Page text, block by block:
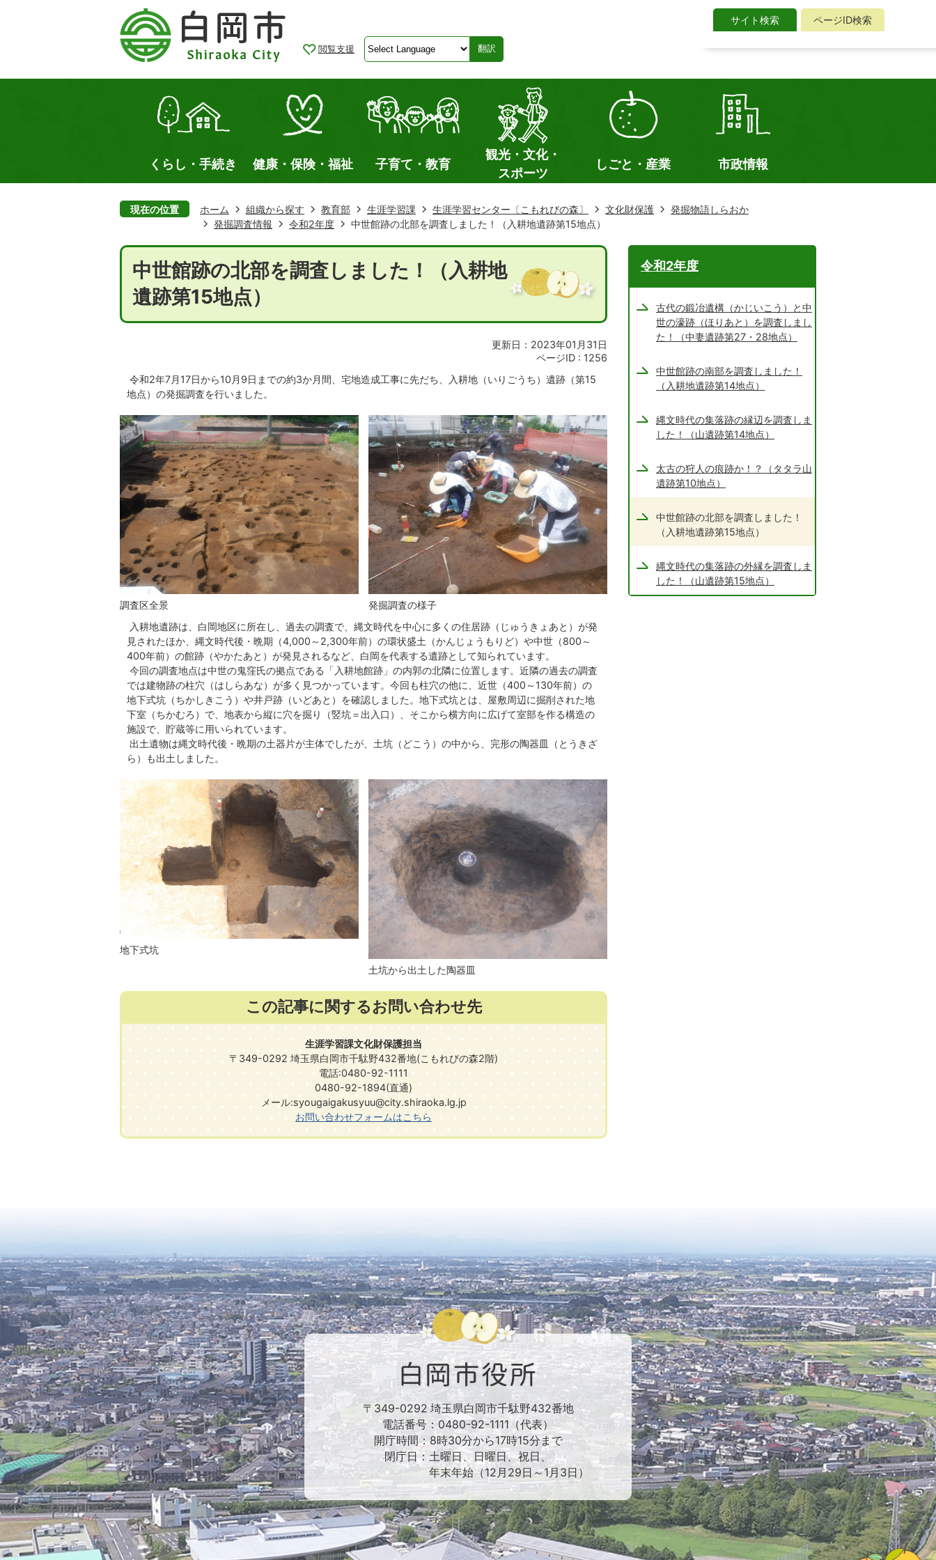
閲覧支援 翻訳
サイト検索
ページID検索
イ
検
くらし・手続き 健康・保険・福祉 子育て・教育
観光・文化・
スポーツ
しごと・産業 市政情報
現在の位置 ホーム 組織から探す 教育部 生涯学習課 生涯学習センター〔こもれびの森〕 文化財保護
発掘物語しらおか
発掘調査情報
令和2年度 中世館跡の北部を調査しました！（入耕地遺跡第15地点）
中世館跡の北部を調査しました！（入耕地
遺跡第15地点）
更新日：2023年01月31日
ページID : 1256
令和2年7月17日から10月9日までの約3か月間、宅地造成工事に先だち、入耕地（いりごうち）遺跡（第15
地点）の発掘調査を行いました。
調査区全景
発掘調査の様子
入耕地遺跡は、白岡地区に所在し、過去の調査で、縄文時代を中心に多くの住居跡（じゅうきょあと）が発
見されたほか、縄文時代後・晩期（4,000～2,300年前）の環状盛土（かんじょうもりど）や中世（800～
400年前）の館跡（やかたあと）が発見されるなど、白岡を代表する遺跡として知られています。
今回の調査地点は中世の鬼窪氏の拠点である「入耕地館跡」の内郭の北隣に位置します。近隣の過去の調査
では建物跡の柱穴（はしらあな）が多く見つかっています。今回も柱穴の他に、近世（400～130年前）の
地下式坑（ちかしきこう）や井戸跡（いどあと）を確認しました。地下式坑とは、屋敷周辺に掘削された地
下室（ちかむろ）で、地表から縦に穴を掘り（竪坑＝出入口）、そこから横方向に広げて室部を作る構造の
施設で、貯蔵等に用いられています。
出土遺物は縄文時代後・晩期の土器片が主体でしたが、土坑（どこう）の中から、完形の陶器皿（とうきざ
ら）も出土しました。
地下式坑
土坑から出土した陶器皿
この記事に関するお問い合わせ先
生涯学習課文化財保護担当
〒349-0292 埼玉県白岡市千駄野432番地(こもれびの森2階)
電話:0480-92-1111
0480-92-1894(直通)
メール:syougaigakusyuu@city.shiraoka.lg.jp​​​​​​​
お問い合わせフォームはこちら
令和2年度
古代の鍛冶遺構（かじいこう）と中
世の濠跡（ほりあと）を調査しまし
た！（中妻遺跡第27・28地点）
中世館跡の南部を調査しました！
（入耕地遺跡第14地点）
縄文時代の集落跡の縁辺を調査しま
した！（山遺跡第14地点）
太古の狩人の痕跡か！？（タタラ山
遺跡第10地点）
中世館跡の北部を調査しました！
（入耕地遺跡第15地点）
縄文時代の集落跡の外縁を調査しま
した！（山遺跡第15地点）
〒349-0292 埼玉県白岡市千駄野432番地
電話番号：0480-92-1111（代表）
開庁時間：8時30分から17時15分まで
閉庁日：土曜日、日曜日、祝日、
年末年始（12月29日～1月3日）